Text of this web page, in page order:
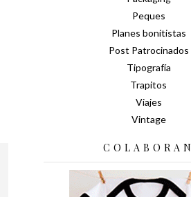
Peques
Planes bonitistas
Post Patrocinados
Tipografía
Trapitos
Viajes
Vintage
COLABORAN